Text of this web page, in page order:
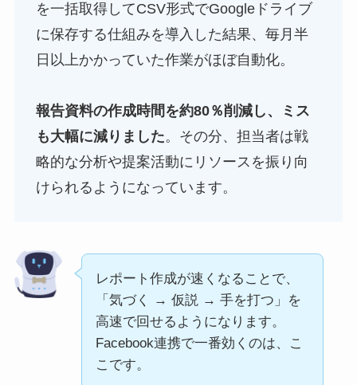
を一括取得してCSV形式でGoogleドライブ
に保存する仕組みを導入した結果、毎月半
日以上かかっていた作業がほぼ自動化。
報告資料の作成時間を約80％削減し、ミス
も大幅に減りました。その分、担当者は戦
略的な分析や提案活動にリソースを振り向
けられるようになっています。
レポート作成が速くなることで、
「気づく → 仮説 → 手を打つ」を
高速で回せるようになります。
Facebook連携で一番効くのは、こ
こです。